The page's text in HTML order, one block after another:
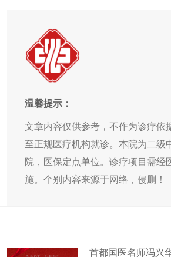
温馨提示：
文章内容仅供参考，不作为诊疗依
至正规医疗机构就诊。本院为二级
院，医保定点单位。诊疗项目需经
施。个别内容来源于网络，侵删！
首都国医名师冯兴